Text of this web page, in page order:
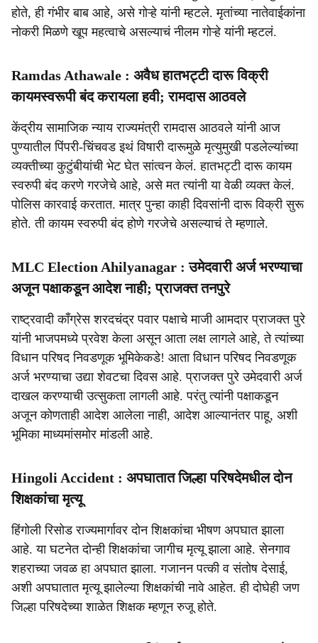
होते, ही गंभीर बाब आहे, असे गोऱ्हे यांनी म्हटले. मृतांच्या नातेवाईकांना
नोकरी मिळणे खूप महत्वाचे असल्याचं नीलम गोऱ्हे यांनी म्हटलं.
Ramdas Athawale : अवैध हातभट्टी दारू विक्री
कायमस्वरूपी बंद करायला हवी; रामदास आठवले
केंद्रीय सामाजिक न्याय राज्यमंत्री रामदास आठवले यांनी आज
पुण्यातील पिंपरी-चिंचवड इथं विषारी दारूमुळे मृत्युमुखी पडलेल्यांच्या
व्यक्तीच्या कुटुंबीयांची भेट घेत सांत्वन केलं. हातभट्टी दारू कायम
स्वरुपी बंद करणे गरजेचे आहे, असे मत त्यांनी या वेळी व्यक्त केलं.
पोलिस कारवाई करतात. मात्र पुन्हा काही दिवसांनी दारू विक्री सुरू
होते. ती कायम स्वरुपी बंद होणे गरजेचे असल्याचं ते म्हणाले.
MLC Election Ahilyanagar : उमेदवारी अर्ज भरण्याचा
अजून पक्षाकडून आदेश नाही; प्राजक्त तनपुरे
राष्ट्रवादी काँग्रेस शरदचंद्र पवार पक्षाचे माजी आमदार प्राजक्त पुरे
यांनी भाजपमध्ये प्रवेश केला असून आता लक्ष लागले आहे, ते त्यांच्या
विधान परिषद निवडणूक भूमिकेकडे! आता विधान परिषद निवडणूक
अर्ज भरण्याचा उद्या शेवटचा दिवस आहे. प्राजक्त पुरे उमेदवारी अर्ज
दाखल करण्याची उत्सुकता लागली आहे. परंतु त्यांनी पक्षाकडून
अजून कोणताही आदेश आलेला नाही, आदेश आल्यानंतर पाहू, अशी
भूमिका माध्यमांसमोर मांडली आहे.
Hingoli Accident : अपघातात जिल्हा परिषदेमधील दोन
शिक्षकांचा मृत्यू
हिंगोली रिसोड राज्यमार्गावर दोन शिक्षकांचा भीषण अपघात झाला
आहे. या घटनेत दोन्ही शिक्षकांचा जागीच मृत्यू झाला आहे. सेनगाव
शहराच्या जवळ हा अपघात झाला. गजानन पत्की व संतोष देसाई,
अशी अपघातात मृत्यू झालेल्या शिक्षकांची नावे आहेत. ही दोघेही जण
जिल्हा परिषदेच्या शाळेत शिक्षक म्हणून रुजू होते.